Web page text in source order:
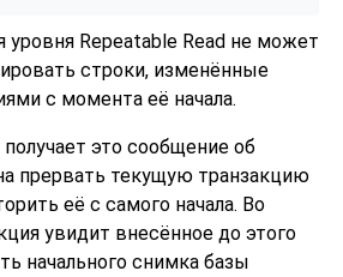
уровня Repeatable Read не может
строки, изменённые
с момента её начала.
это сообщение об
прервать текущую транзакцию
её с самого начала. Во
увидит внесённое до этого
начального снимка базы